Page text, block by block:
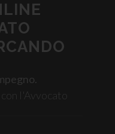
l'Avvocato